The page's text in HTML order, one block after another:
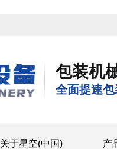
包装机
全面提速
关于星空(中国) 产